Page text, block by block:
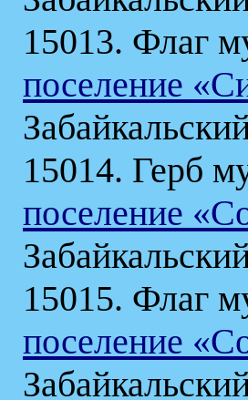
15013. Флаг
поселение
15014. Герб
поселение
15015. Флаг
поселение